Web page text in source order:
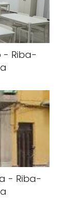
- Riba-
- Riba-